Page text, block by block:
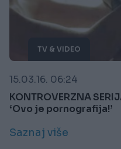
TV & VIDEO
15.03.16. 06:24
KONTROVERZNA
‘Ovo je pornografija!’
Saznaj više